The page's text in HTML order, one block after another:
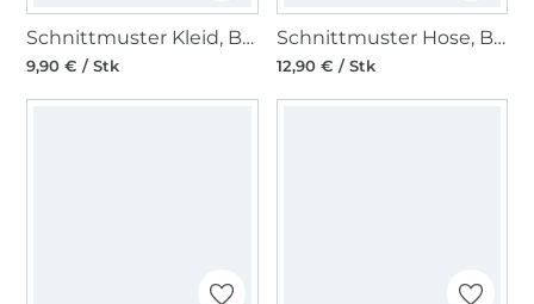
Schnittmuster Kleid, Burda 5708
9,90 € / Stk
Schnittmuster Hose, Burda 5707
12,90 € / Stk